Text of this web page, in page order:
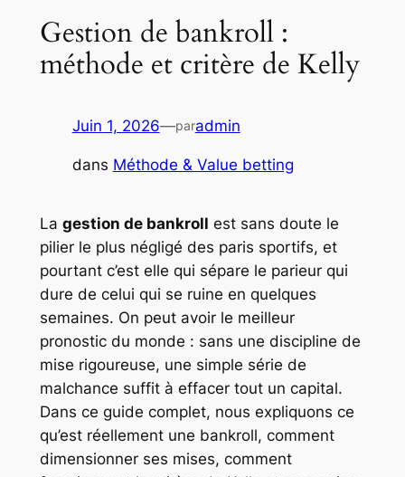
Gestion de bankroll :
méthode et critère de Kelly
Juin 1, 2026—paradmin
dans Méthode & Value betting
La gestion de bankroll est sans doute le
pilier le plus négligé des paris sportifs, et
pourtant c’est elle qui sépare le parieur qui
dure de celui qui se ruine en quelques
semaines. On peut avoir le meilleur
pronostic du monde : sans une discipline de
mise rigoureuse, une simple série de
malchance suffit à effacer tout un capital.
Dans ce guide complet, nous expliquons ce
qu’est réellement une bankroll, comment
dimensionner ses mises, comment